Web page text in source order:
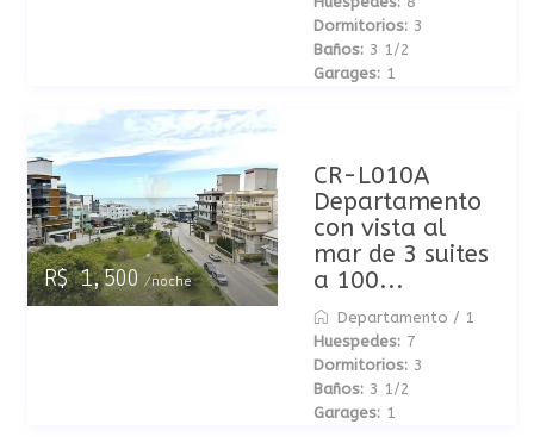
Dormitorios: 3
Baños: 3 1/2
Garages: 1
R$ 1,500/noche
CR-L010A
Departamento
con vista al
mar de 3 suites
a 100...
Departamento / 1
Huespedes: 7
Dormitorios: 3
Baños: 3 1/2
Garages: 1